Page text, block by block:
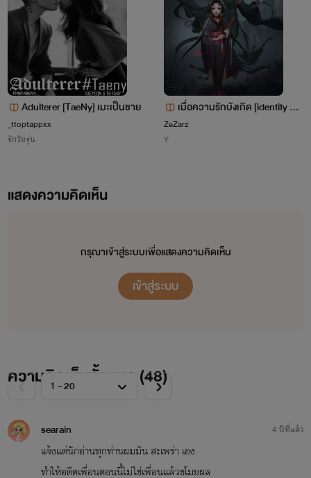
ส่วนรายชื่อนิยายที่ผมดรอปอยู่ 'ยังไม่ได้เขียน'
Adulterer [TaeNy] เมะเป็นชาย
_ttoptappxx
รักวัยรุ่น
เมื่อความรักบังเกิด [identity v g
eisha x mechanic] { Yuri }
ZeZarz
Y
แสดงความคิดเห็น
กรุณาเข้าสู่ระบบเพื่อแสดงความคิดเห็น
เข้าสู่ระบบ
ความคิดเห็นทั้งหมด (48)
searain
แจ้งแด่นักอ่านทุกท่านผมมัน สะเพร่า เอง
ทำให้อดีตเพื่อนตอนนี้ไม่ใช่เพื่อนแล้วขโมยผล
4 ปีที่แล้ว